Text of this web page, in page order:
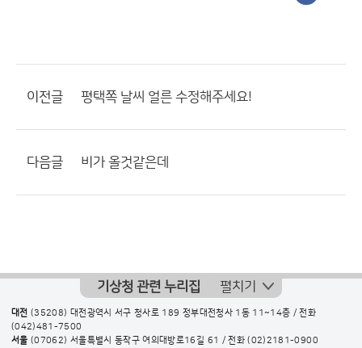
이전글 평택쪽 날씨 얼른 수정해주세요!
다음글 비가 올것같은데
기상청 관련 누리집 펼치기
대전 (35208) 대전광역시 서구 청사로 189 정부대전청사 1동 11~14층 / 전화
(042)481-7500
서울 (07062) 서울특별시 동작구 여의대방로16길 61 / 전화(02)2181-0900